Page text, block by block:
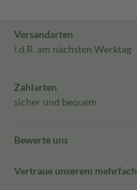
Versandarten
i.d.R. am nächsten Werktag
Zahlarten
sicher und bequem
Bewerte uns
Vertraue unserem